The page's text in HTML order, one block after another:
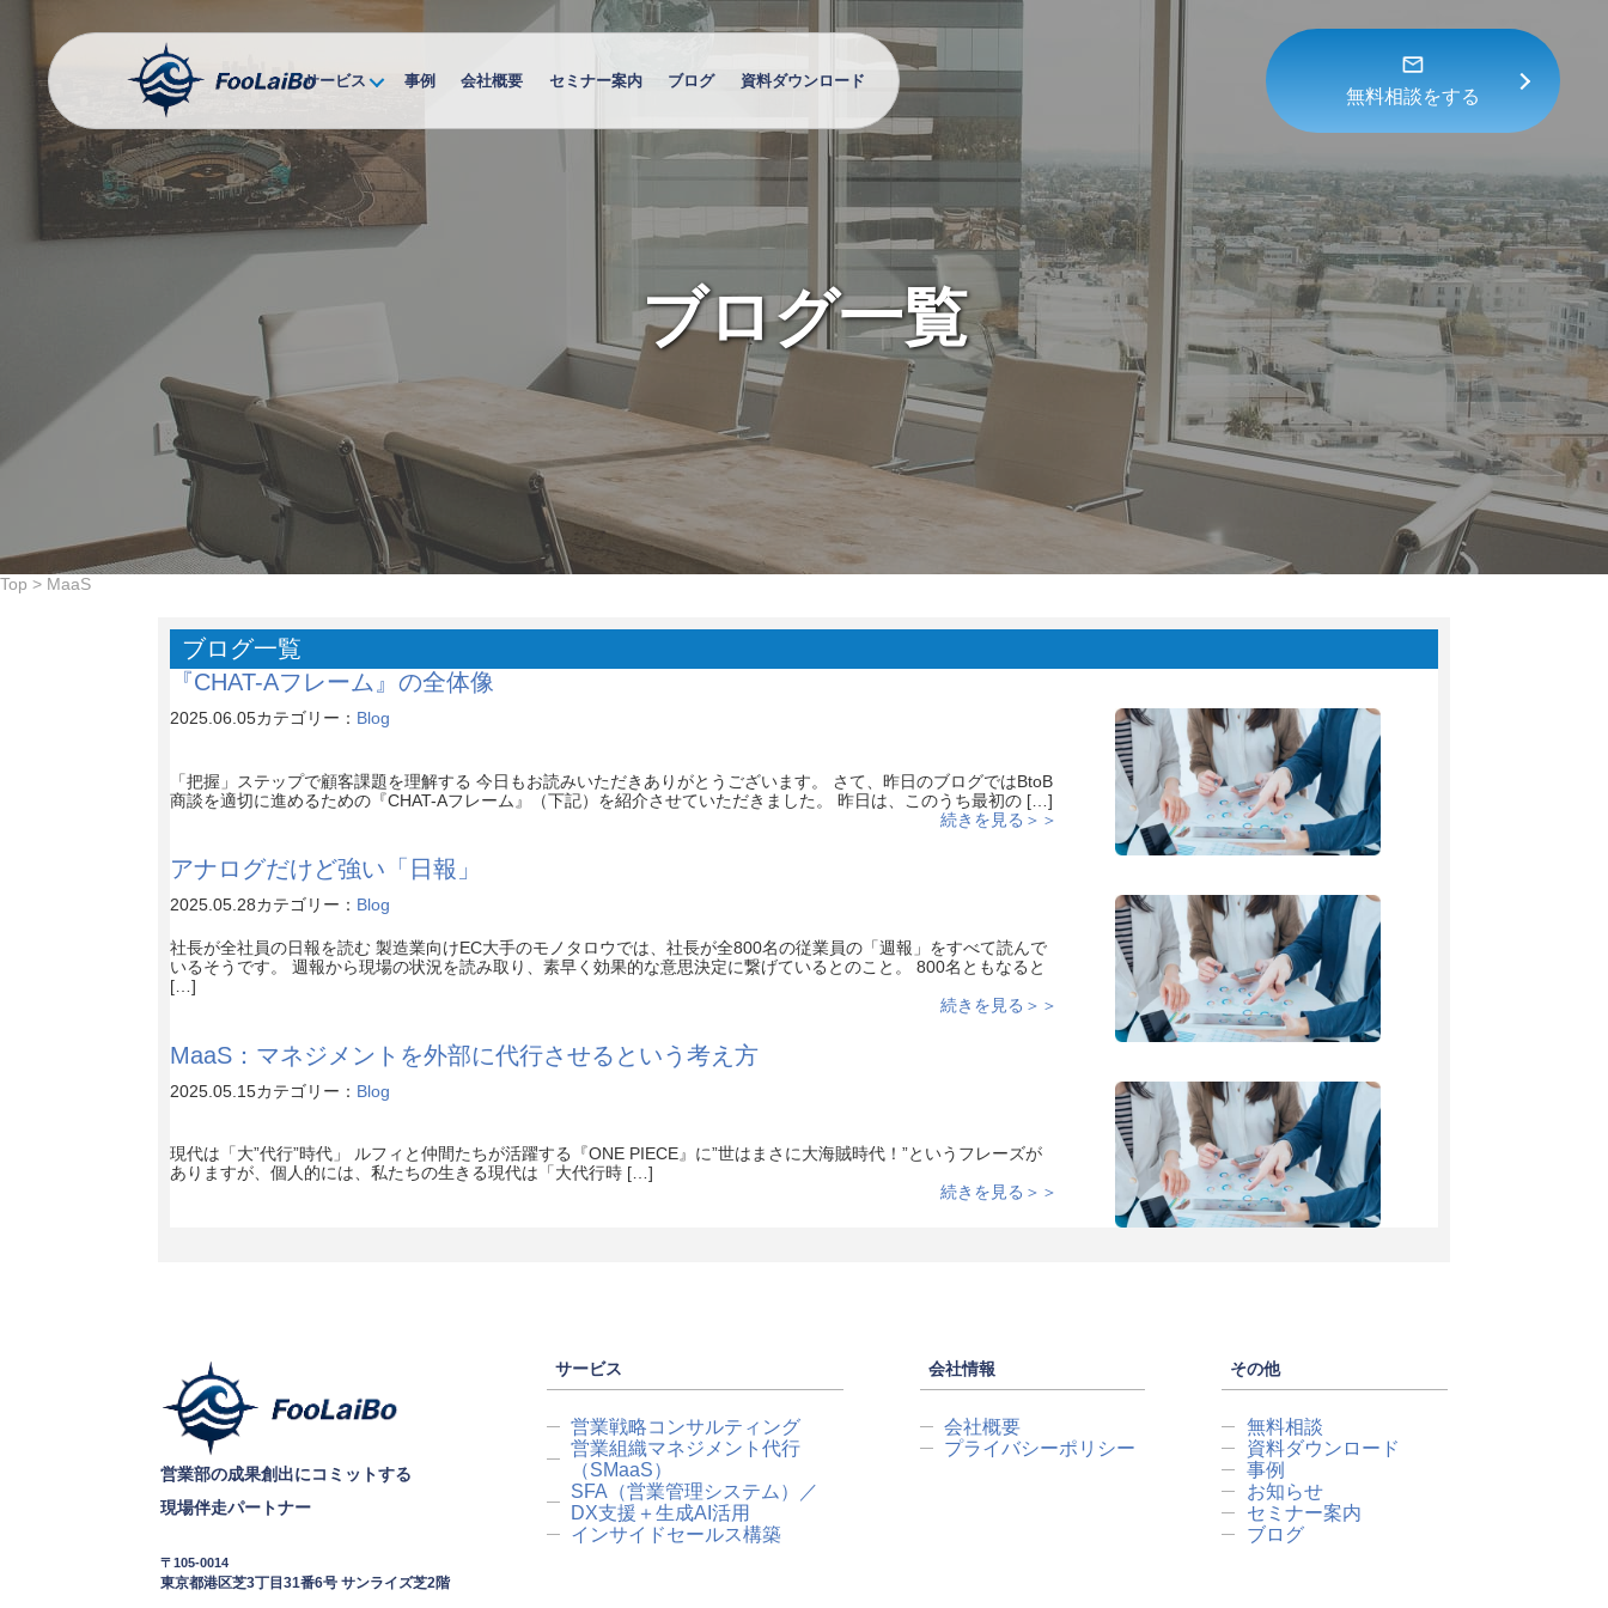
サービス 事例 会社概要 セミナー案内 ブログ 資料ダウンロード
無料相談をする
Top > MaaS
ブログ一覧
ブログ一覧
『CHAT-Aフレーム』の全体像
2025.06.05カテゴリー： Blog
「把握」ステップで顧客課題を理解する 今日もお読みいただきありがとうございます。 さて、昨日のブログではBtoB
商談を適切に進めるための『CHAT-Aフレーム』（下記）を紹介させていただきました。 昨日は、このうち最初の […]
続きを見る＞＞
アナログだけど強い「日報」
2025.05.28カテゴリー： Blog
社長が全社員の日報を読む 製造業向けEC大手のモノタロウでは、社長が全800名の従業員の「週報」をすべて読んで
いるそうです。 週報から現場の状況を読み取り、素早く効果的な意思決定に繋げているとのこと。 800名ともなると
[…]
続きを見る＞＞
MaaS：マネジメントを外部に代行させるという考え方
2025.05.15カテゴリー： Blog
現代は「大”代行”時代」 ルフィと仲間たちが活躍する『ONE PIECE』に”世はまさに大海賊時代！”というフレーズが
ありますが、個人的には、私たちの生きる現代は「大代行時 […]
続きを見る＞＞
営業部の成果創出にコミットする
現場伴走パートナー
〒105-0014
東京都港区芝3丁目31番6号 サンライズ芝2階
サービス
営業戦略コンサルティング
営業組織マネジメント代行
（SMaaS）
SFA（営業管理システム）／
DX支援＋生成AI活用
インサイドセールス構築
会社情報
会社概要
プライバシーポリシー
その他
無料相談
資料ダウンロード
事例
お知らせ
セミナー案内
ブログ